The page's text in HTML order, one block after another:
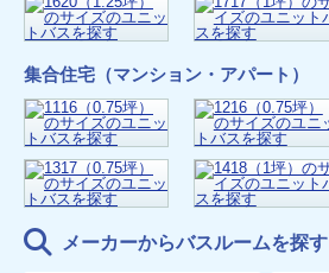
集合住宅（マンション・アパート）
メーカーからバスルームを探す